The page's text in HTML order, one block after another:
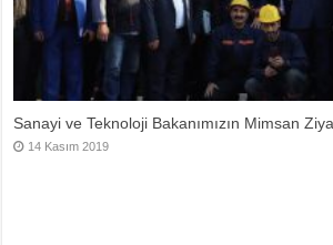
Sanayi ve Teknoloji Bakanımızın Mimsan
14 Kasım 2019